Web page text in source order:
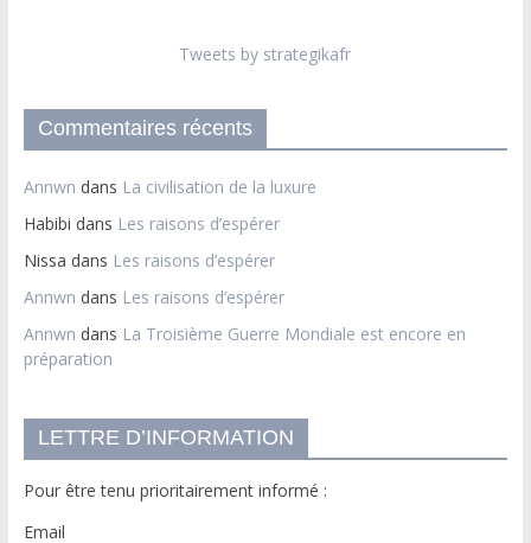
Tweets by strategikafr
Commentaires récents
Annwn dans La civilisation de la luxure
Habibi dans Les raisons d’espérer
Nissa dans Les raisons d’espérer
Annwn dans Les raisons d’espérer
Annwn dans La Troisième Guerre Mondiale est encore en
préparation
LETTRE D’INFORMATION
Pour être tenu prioritairement informé :
Email